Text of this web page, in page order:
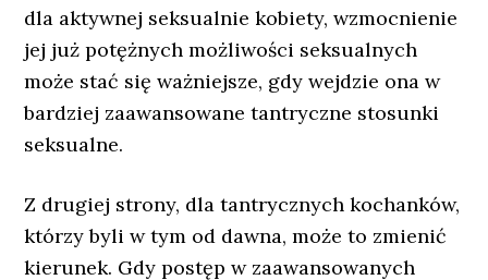
dla aktywnej seksualnie kobiety, wzmocnienie
jej już potężnych możliwości seksualnych
może stać się ważniejsze, gdy wejdzie ona w
bardziej zaawansowane tantryczne stosunki
seksualne.
Z drugiej strony, dla tantrycznych kochanków,
którzy byli w tym od dawna, może to zmienić
kierunek. Gdy postęp w zaawansowanych